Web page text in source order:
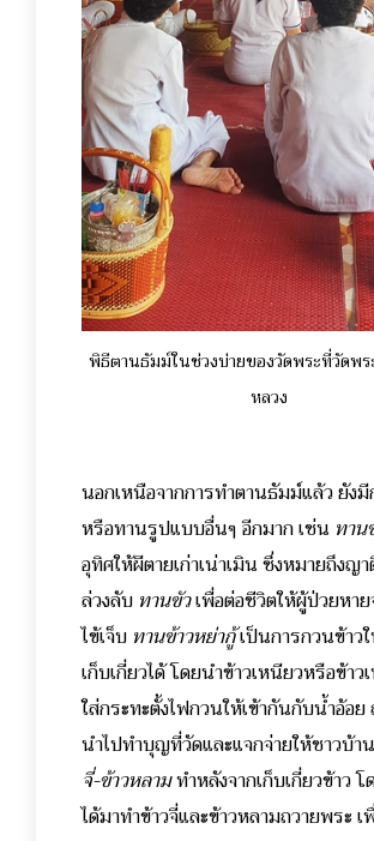
พิธีตานธัมม์ในช่วงบ่ายของวัดพระที่วัดพร
หลวง
นอกเหนือจากการทำตานธัมม์แล้ว ยัง
หรือทานรูปแบบอื่นๆ อีกมาก เช่น ทา
อุทิศให้ผีตายเก่าเน่าเมิน ซึ่งหมายถึงญ
ล่วงลับ ทานขัวเพื่อต่อชีวิตให้ผู้ป่วยหา
ไข้เจ็บ ทานข้าวหย่ากู้เป็นการกวนข้าว
เก็บเกี่ยวได้ โดยนำข้าวเหนียวหรือข้าว
ใส่กระทะตั้งไฟกวนให้เข้ากันกับน้ำอ้อย
นำไปทำบุญที่วัดและแจกจ่ายให้ชาวบ้าน
จี่-ข้าวหลามทำหลังจากเก็บเกี่ยวข้าว
ได้มาทำข้าวจี่และข้าวหลามถวายพระ